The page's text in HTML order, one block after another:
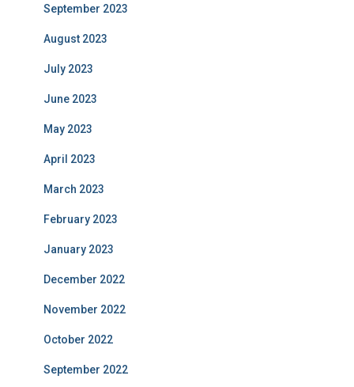
September 2023
August 2023
July 2023
June 2023
May 2023
April 2023
March 2023
February 2023
January 2023
December 2022
November 2022
October 2022
September 2022